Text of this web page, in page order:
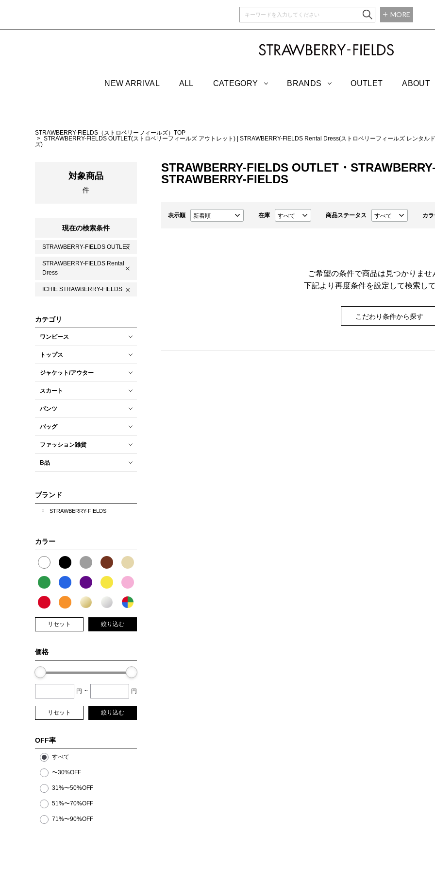
MORE
NEW ARRIVAL ALL CATEGORY BRANDS OUTLET ABOUT
STRAWBERRY-FIELDS（ストロベリーフィールズ）TOP
STRAWBERRY-FIELDS OUTLET(ストロベリーフィールズ アウトレット)
STRAWBERRY-FIELDS Rental Dress(ストロベリーフィールズ レンタル
ズ)
対象商品
件
現在の検索条件
STRAWBERRY-FIELDS OUTLET
STRAWBERRY-FIELDS Rental
Dress
ICHIE STRAWBERRY-FIELDS
カテゴリ
ワンピース
トップス
ジャケット/アウター
スカート
パンツ
バッグ
ファッション雑貨
B品
ブランド
STRAWBERRY-FIELDS
カラー
リセット 絞り込む
価格
円 ~ 円
リセット 絞り込む
OFF率
すべて
〜30%OFF
31%〜50%OFF
51%〜70%OFF
71%〜90%OFF
STRAWBERRY-FIELDS OUTLET・
STRAWBERRY-FIELDS
表示順 在庫 商品ステータス カ
ご希望の条件で商品は見つかりませ
下記より再度条件を設定して検索して
こだわり条件から探す